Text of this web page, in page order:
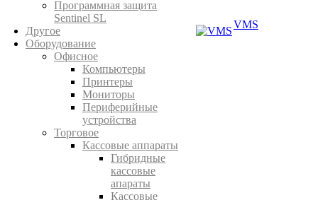
Программная защита
Sentinel SL
Другое
Оборудование
Офисное
Компьютеры
Принтеры
Мониторы
Периферийные
устройства
Торговое
Кассовые аппараты
Гибридные
кассовые
апараты
Кассовые
VMS